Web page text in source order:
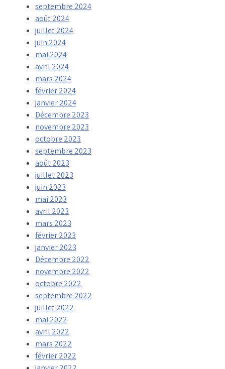
septembre 2024
août 2024
juillet 2024
juin 2024
mai 2024
avril 2024
mars 2024
février 2024
janvier 2024
Décembre 2023
novembre 2023
octobre 2023
septembre 2023
août 2023
juillet 2023
juin 2023
mai 2023
avril 2023
mars 2023
février 2023
janvier 2023
Décembre 2022
novembre 2022
octobre 2022
septembre 2022
juillet 2022
mai 2022
avril 2022
mars 2022
février 2022